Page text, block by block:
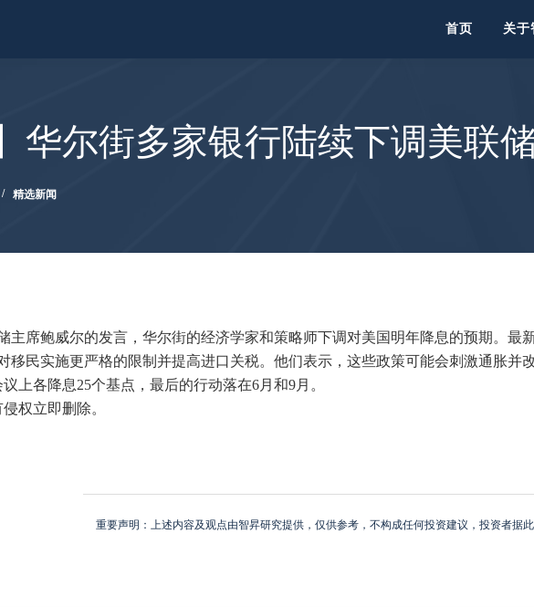
首页 关于
华尔街多家银行陆续下调美联
精选新闻
主席鲍威尔的发言，华尔街的经济学家和策略师下调对美国明年降息的预期。最
移民实施更严格的限制并提高进口关税。他们表示，这些政策可能会刺激通胀并
上各降息25个基点，最后的行动落在6月和9月。
权立即删除。
重要声明：上述内容及观点由智昇研究提供，仅供参考，不构成任何投资建议，投资者据此